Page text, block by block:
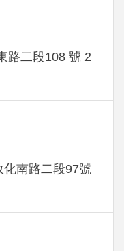
路二段108 號 2
南路二段97號